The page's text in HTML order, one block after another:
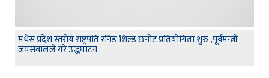
मधेस प्रदेश स्तरीय राष्ट्रपति रनिङ शिल्ड छनोट प्रतियोगिता शुरु ,पूर्वमन्त्री
जयसवालले गरे उद्धघाटन